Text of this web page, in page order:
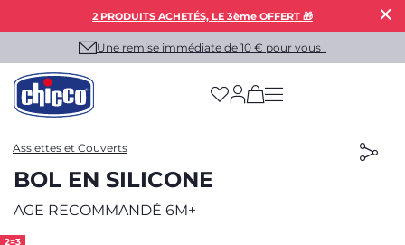
2 PRODUITS ACHETÉS, LE 3ème OFFERT 🎁
Une remise immédiate de 10 € pour vous !
(has more options
Assiettes et Couverts
BOL EN SILICONE
AGE RECOMMANDÉ 6M+
2=3